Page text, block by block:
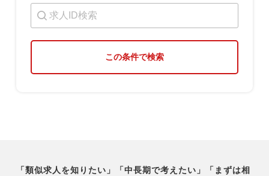
この条件で検索
「類似求人を知りたい」「中長期で考えたい」「まずは相